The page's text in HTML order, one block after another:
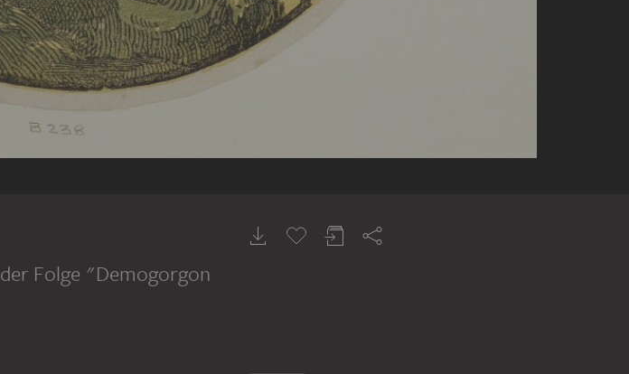
Folge "Demogorgon